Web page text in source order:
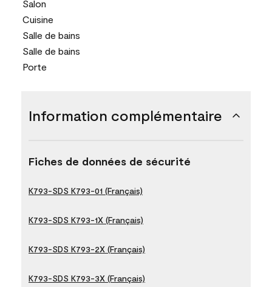
Salon
Cuisine
Salle de bains
Salle de bains
Porte
Information complémentaire
Fiches de données de sécurité
K793-SDS K793-01 (Français)
K793-SDS K793-1X (Français)
K793-SDS K793-2X (Français)
K793-SDS K793-3X (Français)